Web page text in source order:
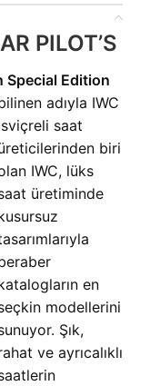
PILOT’S
Special Edition
adıyla IWC
saat
biri
IWC, lüks
üretiminde
en
modellerini
Şık,
ve ayrıcalıklı